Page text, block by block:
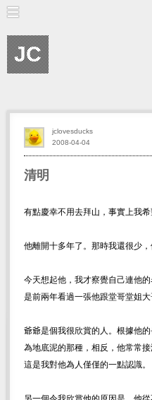
JC
清明
有點慶幸不用去拜山，事實上我希
他離開十多年了。那時我還很少，
今天想起他，我才察覺自己連他
是前兩年看過一張他跟堂哥堂姐大
爺爺是個我很欣賞的人。根據他
為地底泥的那種，相反，他常常
這是我對他為人僅僅的一點認識。
2008-04-04
jclovesducks